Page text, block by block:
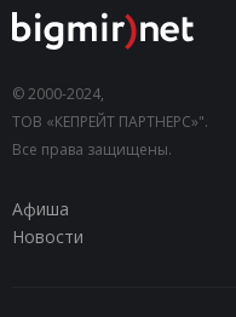
© 2000-2024,
ТОВ «КЕПРЕЙТ ПАРТНЕРС»".
Все права защищены.
Афиша
Новости